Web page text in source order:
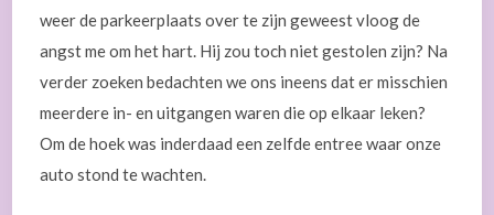
weer de parkeerplaats over te zijn geweest vloog de
angst me om het hart. Hij zou toch niet gestolen zijn? Na
verder zoeken bedachten we ons ineens dat er misschien
meerdere in- en uitgangen waren die op elkaar leken?
Om de hoek was inderdaad een zelfde entree waar onze
auto stond te wachten.